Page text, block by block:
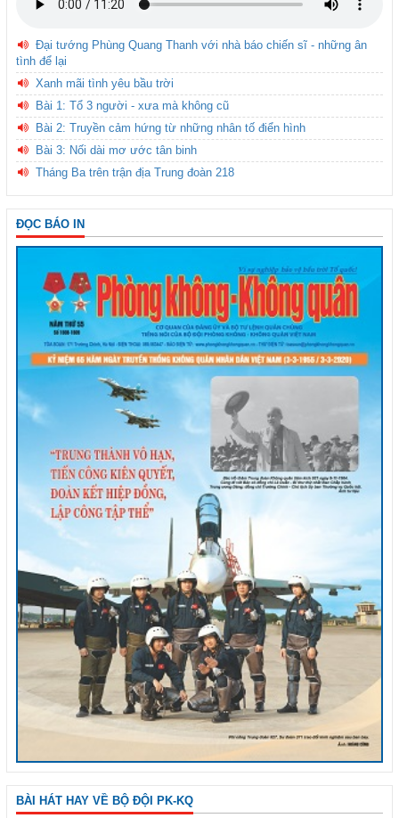
Đại tướng Phùng Quang Thanh với nhà báo chiến sĩ - những ân
tình để lại
Xanh mãi tình yêu bầu trời
Bài 1: Tổ 3 người - xưa mà không cũ
Bài 2: Truyền cảm hứng từ những nhân tố điển hình
Bài 3: Nối dài mơ ước tân binh
Tháng Ba trên trận địa Trung đoàn 218
ĐỌC BÁO IN
BÀI HÁT HAY VỀ BỘ ĐỘI PK-KQ